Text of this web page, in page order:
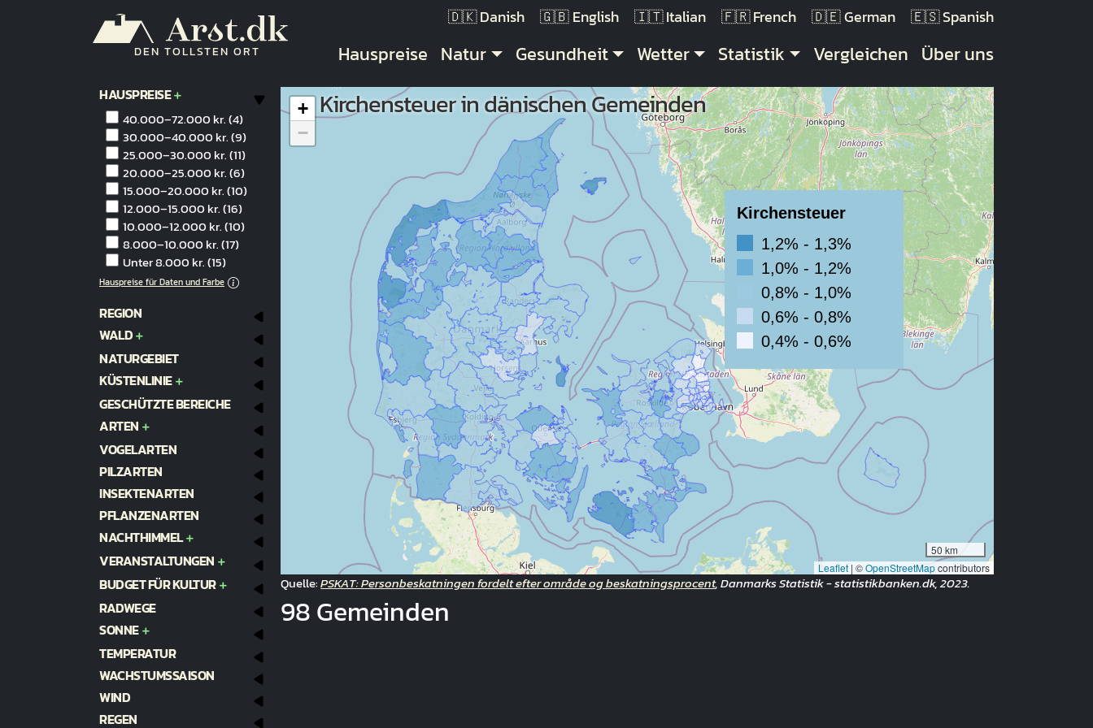
DEN TOLLSTEN ORT
Danish English Italian French German Spanish
Hauptnavigation
Hauspreise Natur Gesundheit Wetter Statistik Vergleichen Über uns
HAUSPREISE
40.000–72.000 kr.(4)
30.000–40.000 kr.(9)
25.000–30.000 kr.(11)
20.000–25.000 kr.(6)
15.000–20.000 kr.(10)
12.000–15.000 kr.(16)
10.000–12.000 kr.(10)
8.000–10.000 kr.(17)
Unter 8.000 kr.(15)
Hauspreise für Daten und Farbe
REGION
WALD
NATURGEBIET
KÜSTENLINIE
GESCHÜTZTE BEREICHE
ARTEN
VOGELARTEN
PILZARTEN
INSEKTENARTEN
PFLANZENARTEN
NACHTHIMMEL
VERANSTALTUNGEN
BUDGET FÜR KULTUR
RADWEGE
SONNE
TEMPERATUR
WACHSTUMSSAISON
WIND
REGEN
Kirchensteuer in dänischen Gemeinden
Kirchensteuer
1,2% - 1,3%
1,0% - 1,2%
0,8% - 1,0%
0,6% - 0,8%
0,4% - 0,6%
+
−
50 km
Leaflet | ©OpenStreetMapcontributors
Quelle:PSKAT: Personbeskatningen fordelt efter område og beskatningsprocent, Danmarks Statistik - statistikbanken.dk, 2023.
98 Gemeinden